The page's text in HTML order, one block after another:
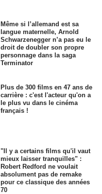
Même si l’allemand est sa
langue maternelle, Arnold
Schwarzenegger n’a pas eu le
droit de doubler son propre
personnage dans la saga
Terminator
Plus de 300 films en 47 ans de
carrière : c'est l'acteur qu'on a
le plus vu dans le cinéma
français !
"Il y a certains films qu'il vaut
mieux laisser tranquilles" :
Robert Redford ne voulait
absolument pas de remake
pour ce classique des années
70